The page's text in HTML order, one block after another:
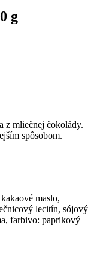
g
z mliečnej čokolády.
spôsobom.
maslo,
lecitín, sójový
farbivo: paprikový